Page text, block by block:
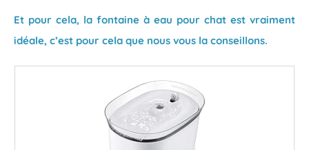
Et pour cela, la fontaine à eau pour chat est vraiment
idéale, c’est pour cela que nous vous la conseillons.